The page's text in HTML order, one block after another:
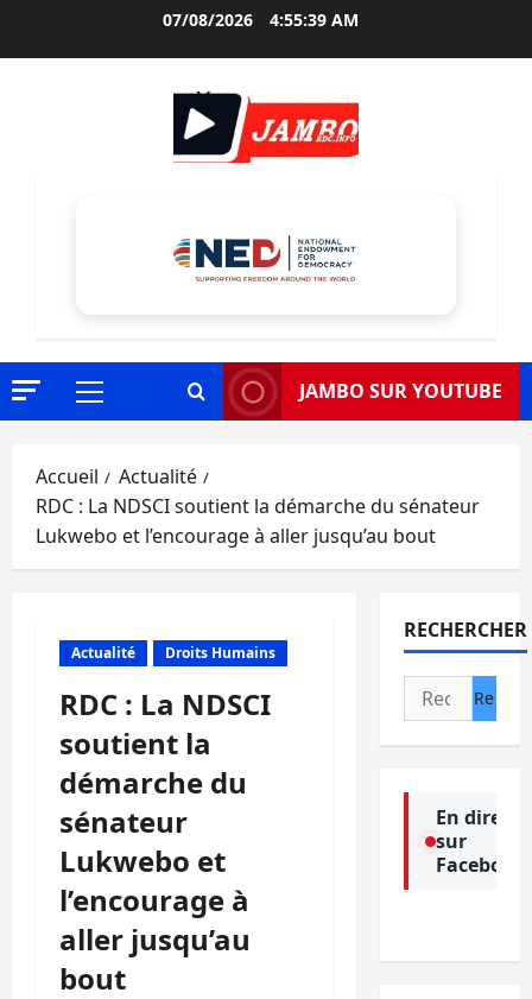
07/08/2026 4:55:40 AM
Menu
JAMBO SUR YOUTUBE
Accueil
Actualité
RDC : La NDSCI soutient la démarche du sénateur
Lukwebo et l’encourage à aller jusqu’au bout
Actualité Droits Humains
RDC : La NDSCI
soutient la
démarche du
sénateur
Lukwebo et
l’encourage à
aller jusqu’au
bout
RECHERCHER
Rechercher :
En direct
sur
Facebook